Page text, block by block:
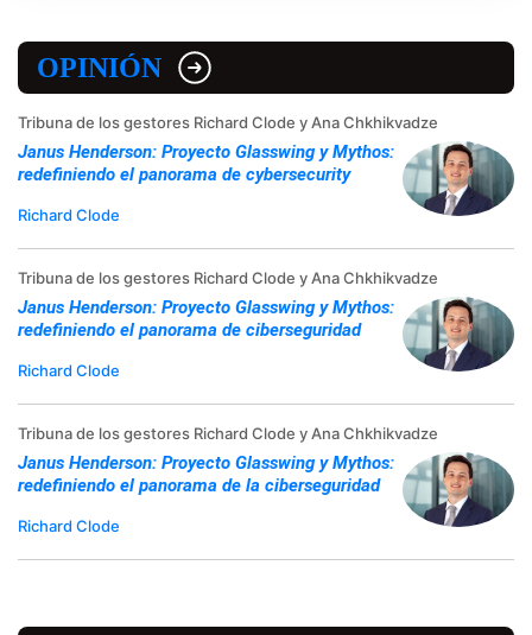
OPINIÓN
Tribuna de los gestores Richard Clode y Ana Chkhikvadze
Janus Henderson: Proyecto Glasswing y Mythos:
redefiniendo el panorama de cybersecurity
Richard Clode
Tribuna de los gestores Richard Clode y Ana Chkhikvadze
Janus Henderson: Proyecto Glasswing y Mythos:
redefiniendo el panorama de ciberseguridad
Richard Clode
Tribuna de los gestores Richard Clode y Ana Chkhikvadze
Janus Henderson: Proyecto Glasswing y Mythos:
redefiniendo el panorama de la ciberseguridad
Richard Clode